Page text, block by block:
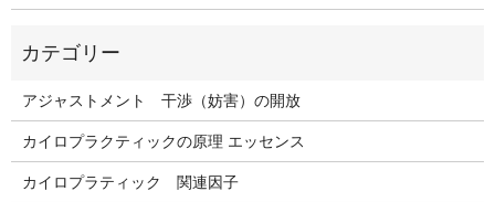
アジャストメント 干渉（妨害）の開放
カイロプラクティックの原理 エッセンス
カイロプラティック 関連因子